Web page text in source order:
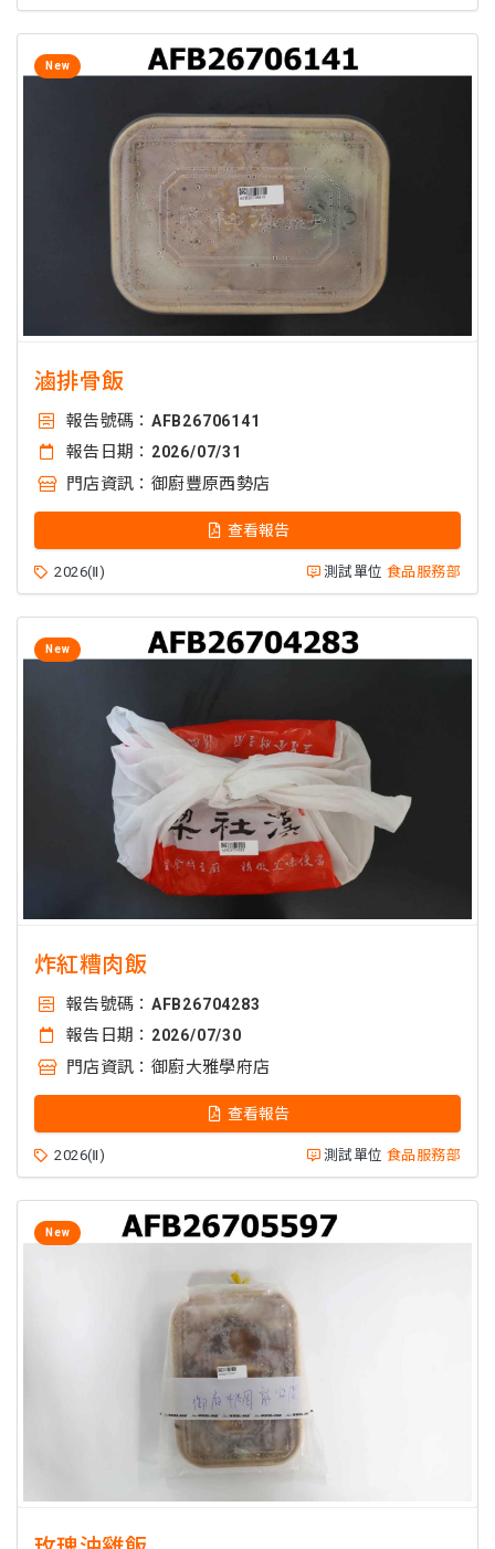
New
滷排骨飯
報告號碼： AFB26706141
報告日期： 2026/07/31
門店資訊： 御廚豐原西勢店
查看報告
2026(Ⅱ) 測試單位 食品服務部
New
炸紅糟肉飯
報告號碼： AFB26704283
報告日期： 2026/07/30
門店資訊： 御廚大雅學府店
查看報告
2026(Ⅱ) 測試單位 食品服務部
New